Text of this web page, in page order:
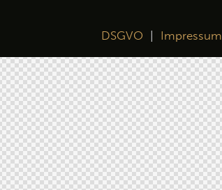
DSGVO | Impressum